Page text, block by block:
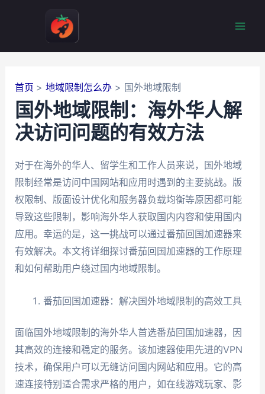
首页 地域限制怎么办 国外地域限制
国外地域限制：海外华人解
决访问问题的有效方法
对于在海外的华人、留学生和工作人员来说，国外地域
限制经常是访问中国网站和应用时遇到的主要挑战。版
权限制、版面设计优化和服务器负载均衡等原因都可能
导致这些限制，影响海外华人获取国内内容和使用国内
应用。幸运的是，这一挑战可以通过番茄回国加速器来
有效解决。本文将详细探讨番茄回国加速器的工作原理
和如何帮助用户绕过国内地域限制。
番茄回国加速器：解决国外地域限制的高效工具
面临国外地域限制的海外华人首选番茄回国加速器，因
其高效的连接和稳定的服务。该加速器使用先进的VPN
技术，确保用户可以无缝访问国内网站和应用。它的高
速连接特别适合需求严格的用户，如在线游戏玩家、影